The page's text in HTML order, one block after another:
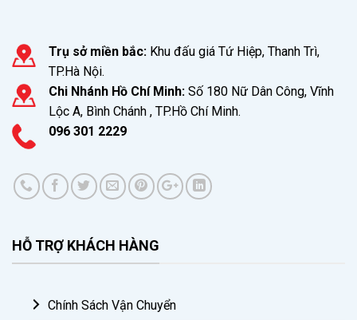
Trụ sở miền bắc: Khu đấu giá Tứ Hiệp, Thanh Trì,
TP.Hà Nội.
Chi Nhánh Hồ Chí Minh: Số 180 Nữ Dân Công, Vĩnh
Lộc A, Bình Chánh , TP.Hồ Chí Minh.
096 301 2229
HỖ TRỢ KHÁCH HÀNG
Chính Sách Vận Chuyển